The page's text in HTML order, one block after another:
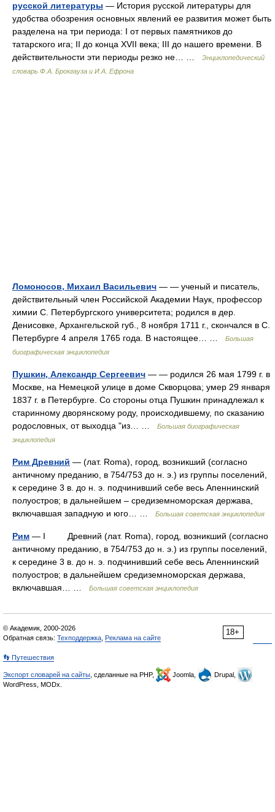
русской литературы — История русской литературы для
удобства обозрения основных явлений ее развития может быть
разделена на три периода: I от первых памятников до
татарского ига; II до конца XVII века; III до нашего времени. В
действительности эти периоды резко не… …
Энциклопедический
словарь Ф.А. Брокгауза и И.А. Ефрона
Ломоносов, Михаил Васильевич — — ученый и писатель,
действительный член Российской Академии Наук, профессор
химии С. Петербургского университета; родился в дер.
Денисовке, Архангельской губ., 8 ноября 1711 г., скончался в С.
Петербурге 4 апреля 1765 года. В настоящее… …
Большая
биографическая энциклопедия
Пушкин, Александр Сергеевич — — родился 26 мая 1799 г. в
Москве, на Немецкой улице в доме Скворцова; умер 29 января
1837 г. в Петербурге. Со стороны отца Пушкин принадлежал к
старинному дворянскому роду, происходившему, по сказанию
родословных, от выходца "из… …
Большая биографическая
энциклопедия
Рим Древний — (лат. Roma), город, возникший (согласно
античному преданию, в 754/753 до н. э.) из группы поселений,
к середине 3 в. до н. э. подчинивший себе весь Апеннинский
полуостров; в дальнейшем ‒ средиземноморская держава,
включавшая западную и юго… …
Большая советская энциклопедия
Рим — I Древний (лат. Roma), город, возникший (согласно
античному преданию, в 754/753 до н. э.) из группы поселений,
к середине 3 в. до н. э. подчинивший себе весь Апеннинский
полуостров; в дальнейшем средиземноморская держава,
включавшая… …
Большая советская энциклопедия
18+
© Академик, 2000-2026
Обратная связь: Техподдержка Реклама на сайте
👣 Путешествия
Экспорт словарей на сайты , сделанные на PHP, Joomla,
Drupal,
WordPress, MODx.